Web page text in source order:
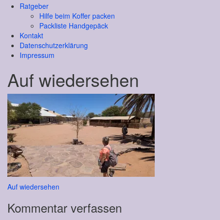
Ratgeber
Hilfe beim Koffer packen
Packliste Handgepäck
Kontakt
Datenschutzerklärung
Impressum
Auf wiedersehen
Beitragsnavigation
Auf wiedersehen
Kommentar verfassen